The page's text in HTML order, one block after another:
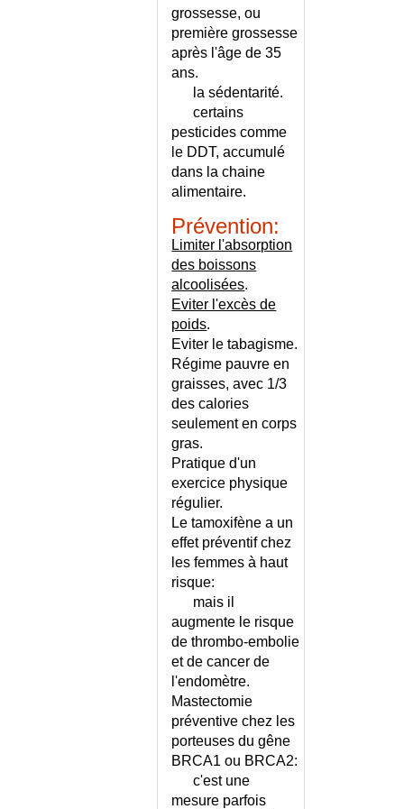
CRAMPE DE L'ECRIVAIN
CRAMPES MUSCULAIRES
CREUTZFELDT-JAKOB
CROHN (MALADIE DE)
CROHN - CONSEILS
CRYOGLOBULINEMIE
CRYPTOSPORIDIOSE
CYCLE DE PROCHASKA
CYPHOSE DORSALE
CYPHOSE DORSALE -
CYRIAX (SYNDROME DE)
CYSTITE AIGUE SIMPLE
CYSTITE CHEZ LA FEMME -
CYSTITE DE L'HOMME HORS
CYSTITE DE LA FEMME HORS
CYSTITE INTERSTITIELLE
CYSTITE RECIDIVANTE CHEZ
grossesse, ou
première grossesse
après l'âge de 35
ans.
la sédentarité.
certains
pesticides comme
le DDT, accumulé
dans la chaine
alimentaire.
Prévention:
Limiter l'absorption
des boissons
alcoolisées.
Eviter l'excès de
poids.
Eviter le tabagisme.
Régime pauvre en
graisses, avec 1/3
des calories
seulement en corps
gras.
Pratique d'un
exercice physique
régulier.
Le tamoxifène a un
effet préventif chez
les femmes à haut
risque:
mais il
augmente le risque
de thrombo-embolie
et de cancer de
l'endomètre.
Mastectomie
préventive chez les
porteuses du gêne
BRCA1 ou BRCA2:
c'est une
mesure parfois